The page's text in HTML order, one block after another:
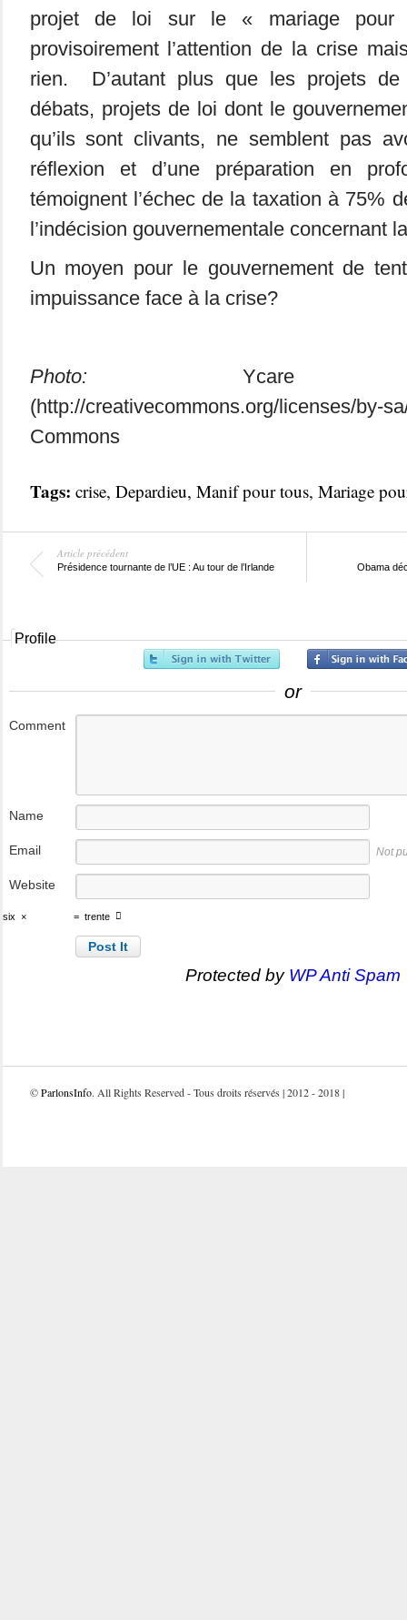
projet de loi sur le « mariage pour
provisoirement l’attention de la crise
rien. D’autant plus que les projets de
débats, projets de loi dont le
qu’ils sont clivants, ne semblent pas
réflexion et d’une préparation en
témoignent l’échec de la taxation à 75%
l’indécision gouvernementale concernant
Un moyen pour le gouvernement de
impuissance face à la crise?
Photo: Ycare
(http://creativecommons.org/licenses/by-
Commons
Tags: crise, Depardieu, Manif pour tous, Mariage
Article précédent
Présidence tournante de l’UE : Au tour de l’Irlande Obama
Profile
or
Comment
Name
Email Not
Website
six × = trente
Protected by WP Anti Spam
©ParlonsInfo. All Rights Reserved - Tous droits réservés | 2012 - 2018 |